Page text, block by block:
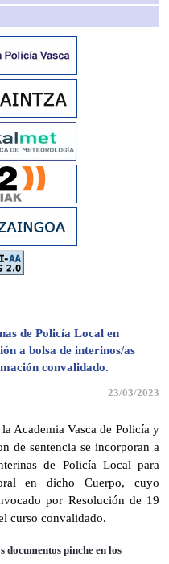
de Policía Local en
a bolsa de interinos/as
convalidado.
23/03/2023
Academia Vasca de Policía y
de sentencia se incorporan a
de Policía Local para
en dicho Cuerpo, cuyo
por Resolución de 19
curso convalidado.
documentos pinche en los